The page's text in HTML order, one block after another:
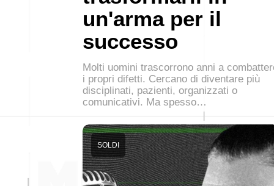
un'arma per il
successo
Molti uomini trascorrono anni a
i propri difetti. Cercano di diventare più
disciplinati, pazienti, organizzati o
comunicativi. Ma spesso…
SOLDI